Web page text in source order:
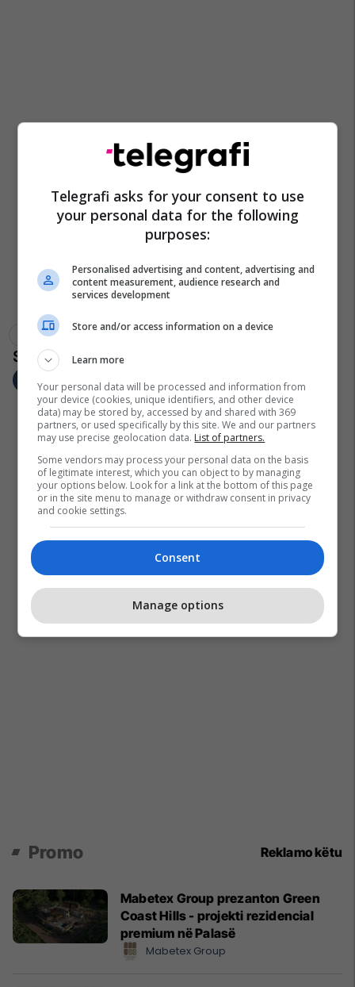
Quint Mitrovicë E Veriut
Promo Reklamo këtu
Mabetex Group prezanton Green
Coast Hills - projekti rezidencial
premium në Palasë
Mabetex Group
Telegrafi asks for your consent to use
your personal data for the following
purposes:
Personalised advertising and content, advertising and
content measurement, audience research and
services development
Store and/or access information on a device
Learn more
Your personal data will be processed and information from
your device (cookies, unique identifiers, and other device
data) may be stored by, accessed by and shared with 369
partners, or used specifically by this site. We and our partners
may use precise geolocation data. List of partners.
Some vendors may process your personal data on the basis
of legitimate interest, which you can object to by managing
your options below. Look for a link at the bottom of this page
or in the site menu to manage or withdraw consent in privacy
and cookie settings.
Consent
Manage options